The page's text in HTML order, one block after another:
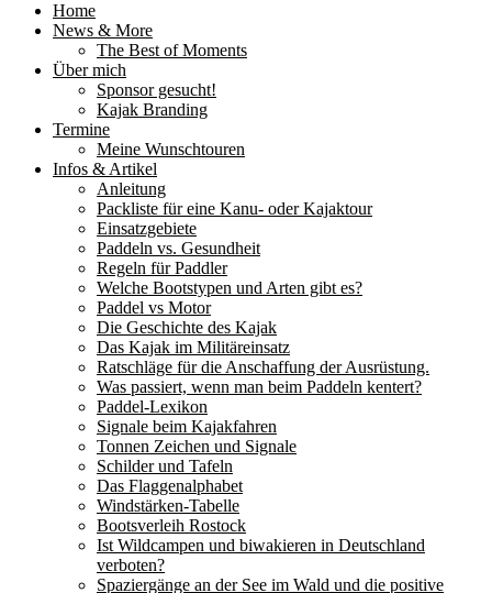
Home
News & More
The Best of Moments
Über mich
Sponsor gesucht!
Kajak Branding
Termine
Meine Wunschtouren
Infos & Artikel
Anleitung
Packliste für eine Kanu- oder Kajaktour
Einsatzgebiete
Paddeln vs. Gesundheit
Regeln für Paddler
Welche Bootstypen und Arten gibt es?
Paddel vs Motor
Die Geschichte des Kajak
Das Kajak im Militäreinsatz
Ratschläge für die Anschaffung der Ausrüstung.
Was passiert, wenn man beim Paddeln kentert?
Paddel-Lexikon
Signale beim Kajakfahren
Tonnen Zeichen und Signale
Schilder und Tafeln
Das Flaggenalphabet
Windstärken-Tabelle
Bootsverleih Rostock
Ist Wildcampen und biwakieren in Deutschland
verboten?
Spaziergänge an der See im Wald und die positive